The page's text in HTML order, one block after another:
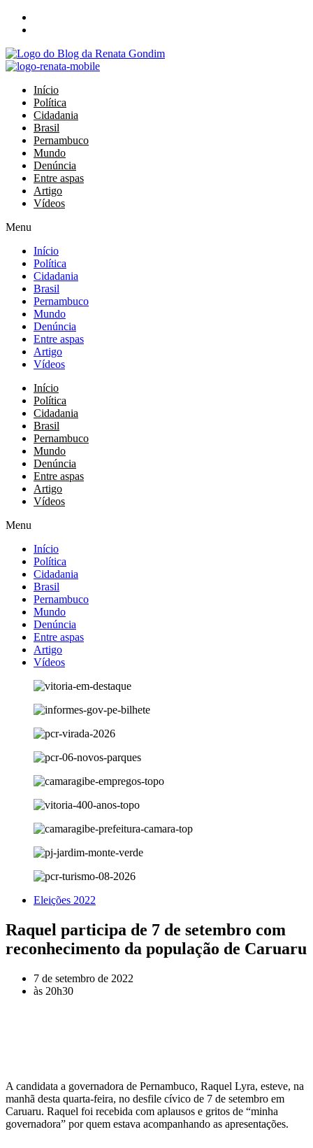
Início
Política
Cidadania
Brasil
Pernambuco
Mundo
Denúncia
Entre aspas
Artigo
Vídeos
Menu
Início
Política
Cidadania
Brasil
Pernambuco
Mundo
Denúncia
Entre aspas
Artigo
Vídeos
Início
Política
Cidadania
Brasil
Pernambuco
Mundo
Denúncia
Entre aspas
Artigo
Vídeos
Menu
Início
Política
Cidadania
Brasil
Pernambuco
Mundo
Denúncia
Entre aspas
Artigo
Vídeos
Eleições 2022
Raquel participa de 7 de setembro com
reconhecimento da população de Caruaru
7 de setembro de 2022
às 20h30
A candidata a governadora de Pernambuco, Raquel Lyra, esteve, na
manhã desta quarta-feira, no desfile cívico de 7 de setembro em
Caruaru. Raquel foi recebida com aplausos e gritos de “minha
governadora” por quem estava acompanhando as apresentações.